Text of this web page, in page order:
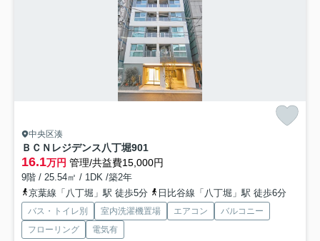
中央区湊
ＢＣＮレジデンス八丁堀901
16.1万円 管理/共益費15,000円
9階 / 25.54㎡ / 1DK /築2年
京葉線「八丁堀」駅 徒歩5分
日比谷線「八丁堀」駅 徒歩6分
バス・トイレ別 室内洗濯機置場 エアコン
バルコニー
フローリング
電気有